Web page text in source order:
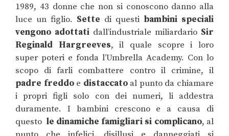
1989, 43 donne che non si conoscono danno alla
luce un figlio. Sette di questi bambini speciali
vengono adottati dall’industriale miliardario Sir
Reginald Hargreeves, il quale scopre i loro
super poteri e fonda l’Umbrella Academy. Con lo
scopo di farli combattere contro il crimine, il
padre freddo e distaccatoal punto da chiamare
i propri figli solo con dei numeri, li addestra
duramente. I bambini crescono e a causa di
questo le dinamiche famigliari si complicano, al